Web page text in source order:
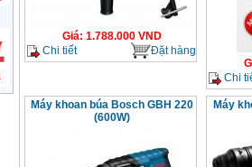
Giá: 1.788.000VND
Chi tiết
Đặt hàng
Chi
Máy khoan búa Bosch GBH 220
(600W)
Máy